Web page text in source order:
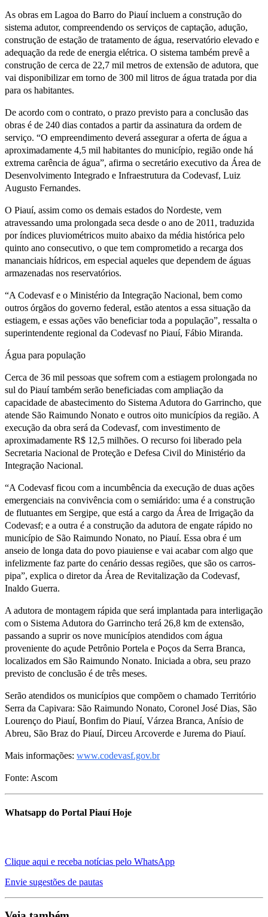
As obras em Lagoa do Barro do Piauí incluem a construção do
sistema adutor, compreendendo os serviços de captação, adução,
construção de estação de tratamento de água, reservatório elevado e
adequação da rede de energia elétrica. O sistema também prevê a
construção de cerca de 22,7 mil metros de extensão de adutora, que
vai disponibilizar em torno de 300 mil litros de água tratada por dia
para os habitantes.
De acordo com o contrato, o prazo previsto para a conclusão das
obras é de 240 dias contados a partir da assinatura da ordem de
serviço. “O empreendimento deverá assegurar a oferta de água a
aproximadamente 4,5 mil habitantes do município, região onde há
extrema carência de água”, afirma o secretário executivo da Área de
Desenvolvimento Integrado e Infraestrutura da Codevasf, Luiz
Augusto Fernandes.
O Piauí, assim como os demais estados do Nordeste, vem
atravessando uma prolongada seca desde o ano de 2011, traduzida
por índices pluviométricos muito abaixo da média histórica pelo
quinto ano consecutivo, o que tem comprometido a recarga dos
mananciais hídricos, em especial aqueles que dependem de águas
armazenadas nos reservatórios.
“A Codevasf e o Ministério da Integração Nacional, bem como
outros órgãos do governo federal, estão atentos a essa situação da
estiagem, e essas ações vão beneficiar toda a população”, ressalta o
superintendente regional da Codevasf no Piauí, Fábio Miranda.
Água para população
Cerca de 36 mil pessoas que sofrem com a estiagem prolongada no
sul do Piauí também serão beneficiadas com ampliação da
capacidade de abastecimento do Sistema Adutora do Garrincho, que
atende São Raimundo Nonato e outros oito municípios da região. A
execução da obra será da Codevasf, com investimento de
aproximadamente R$ 12,5 milhões. O recurso foi liberado pela
Secretaria Nacional de Proteção e Defesa Civil do Ministério da
Integração Nacional.
“A Codevasf ficou com a incumbência da execução de duas ações
emergenciais na convivência com o semiárido: uma é a construção
de flutuantes em Sergipe, que está a cargo da Área de Irrigação da
Codevasf; e a outra é a construção da adutora de engate rápido no
município de São Raimundo Nonato, no Piauí. Essa obra é um
anseio de longa data do povo piauiense e vai acabar com algo que
infelizmente faz parte do cenário dessas regiões, que são os carros-
pipa”, explica o diretor da Área de Revitalização da Codevasf,
Inaldo Guerra.
A adutora de montagem rápida que será implantada para interligação
com o Sistema Adutora do Garrincho terá 26,8 km de extensão,
passando a suprir os nove municípios atendidos com água
proveniente do açude Petrônio Portela e Poços da Serra Branca,
localizados em São Raimundo Nonato. Iniciada a obra, seu prazo
previsto de conclusão é de três meses.
Serão atendidos os municípios que compõem o chamado Território
Serra da Capivara: São Raimundo Nonato, Coronel José Dias, São
Lourenço do Piauí, Bonfim do Piauí, Várzea Branca, Anísio de
Abreu, São Braz do Piauí, Dirceu Arcoverde e Jurema do Piauí.
Mais informações: www.codevasf.gov.br
Fonte: Ascom
Whatsapp do Portal Piauí Hoje
Clique aqui e receba notícias pelo WhatsApp
Envie sugestões de pautas